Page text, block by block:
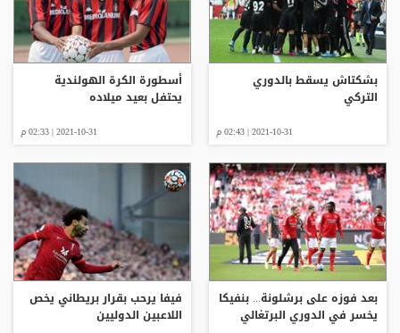
بشكتاش يسقط بالدوري
التركي
2021-10-31 | 02:43 م
أسطورة الكرة الهولندية
يحتفل بعيد ميلاده
2021-10-31 | 02:33 م
بعد فوزه على برشلونة... بنفيكا
يخسر في الدوري البرتغالي
فيفا يرحب بقرار بريطاني يخص
اللاعبين الدوليين